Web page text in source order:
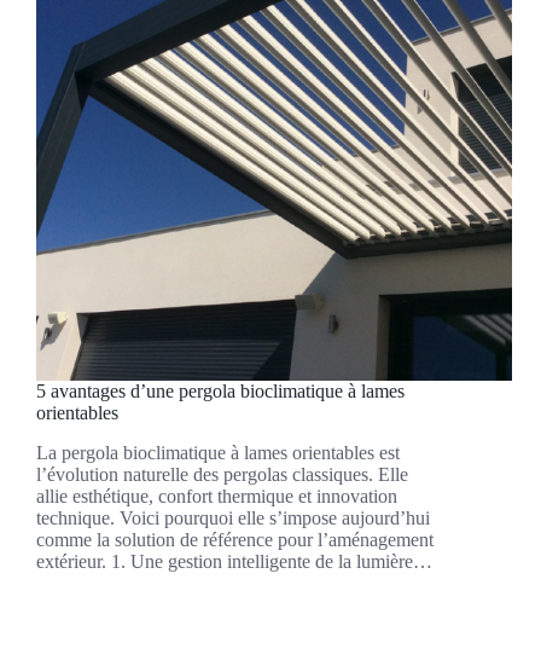
5 avantages d’une pergola bioclimatique à lames
orientables
La pergola bioclimatique à lames orientables est
l’évolution naturelle des pergolas classiques. Elle
allie esthétique, confort thermique et innovation
technique. Voici pourquoi elle s’impose aujourd’hui
comme la solution de référence pour l’aménagement
extérieur. 1. Une gestion intelligente de la lumière…